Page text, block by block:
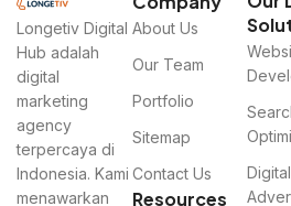
Longetiv Digital
Hub adalah
digital
marketing
agency
terpercaya di
Indonesia. Kami
menawarkan
About Us
Our Team
Portfolio
Sitemap
Contact Us
Resources
Digital